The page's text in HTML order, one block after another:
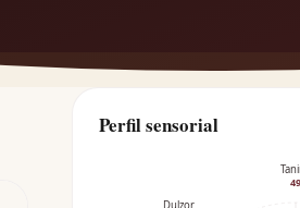
Perfil sensorial
49